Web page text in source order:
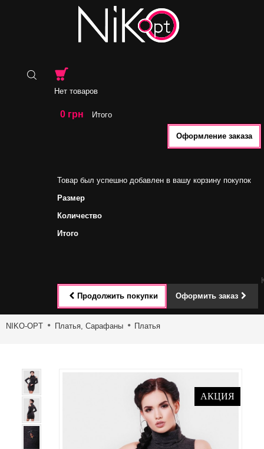
Нет товаров
0 грн Итого
Оформление заказа
Товар был успешно добавлен в вашу корзину покупок
Размер
Количество
Итого
Продолжить покупки Оформить заказ
Toggle
NIKO-OPT Платья, Сарафаны Платья
АКЦИЯ